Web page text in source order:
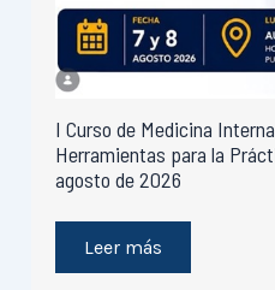
I Curso de Medicina
Herramientas para la
agosto de 2026
Leer más